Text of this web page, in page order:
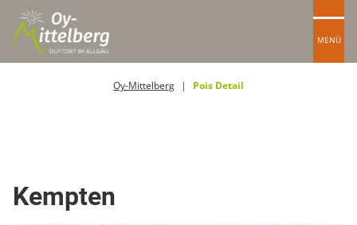
MENÜ
Oy-Mittelberg Pois Detail
Kempten